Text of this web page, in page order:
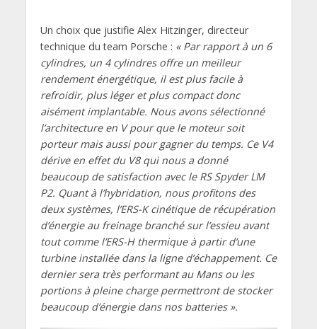
Un choix que justifie Alex Hitzinger, directeur
technique du team Porsche : « Par rapport à un 6
cylindres, un 4 cylindres offre un meilleur
rendement énergétique, il est plus facile à
refroidir, plus léger et plus compact donc
aisément implantable. Nous avons sélectionné
l’architecture en V pour que le moteur soit
porteur mais aussi pour gagner du temps. Ce V4
dérive en effet du V8 qui nous a donné
beaucoup de satisfaction avec le RS Spyder LM
P2. Quant à l’hybridation, nous profitons des
deux systèmes, l’ERS-K cinétique de récupération
d’énergie au freinage branché sur l’essieu avant
tout comme l’ERS-H thermique à partir d’une
turbine installée dans la ligne d’échappement. Ce
dernier sera très performant au Mans ou les
portions à pleine charge permettront de stocker
beaucoup d’énergie dans nos batteries ».